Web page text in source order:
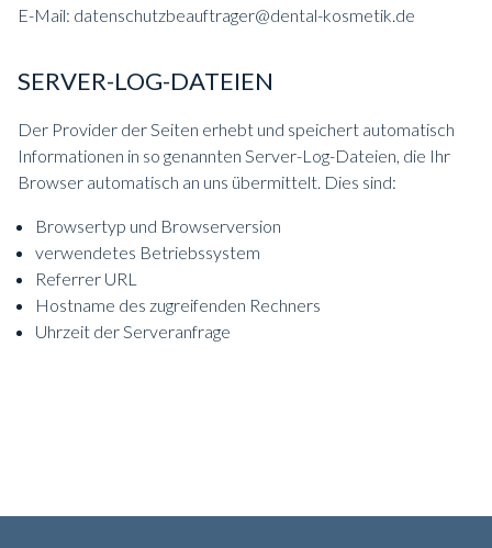
E-Mail: datenschutzbeauftrager@dental-kosmetik.de
SERVER-LOG-DATEIEN
Der Provider der Seiten erhebt und speichert automatisch
Informationen in so genannten Server-Log-Dateien, die Ihr
Browser automatisch an uns übermittelt. Dies sind:
Browsertyp und Browserversion
verwendetes Betriebssystem
Referrer URL
Hostname des zugreifenden Rechners
Uhrzeit der Serveranfrage